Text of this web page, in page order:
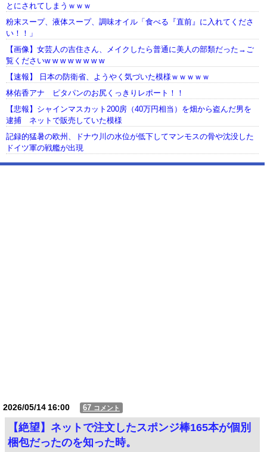
とにされてしまうｗｗｗ
粉末スープ、液体スープ、調味オイル「食べる『直前』に入れてくださ
い！！」
【画像】女芸人の吉住さん、メイクしたら普通に美人の部類だった→ご
覧くださいw w w w w w w w
【速報】 日本の防衛省、ようやく気づいた模様ｗｗｗｗｗ
林佑香アナ ピタパンのお尻くっきりレポート！！
【悲報】シャインマスカット200房（40万円相当）を畑から盗んだ男を
逮捕 ネットで販売していた模様
記録的猛暑の欧州、ドナウ川の水位が低下してマンモスの骨や沈没した
ドイツ軍の戦艦が出現
【動画】USJの禁止エリアに子どもたちが続々乱入 → スタッフが注意し
2026/05/1416:00 67 コメント
【絶望】ネットで注文したスポンジ棒165本が個別
梱包だったのを知った時。